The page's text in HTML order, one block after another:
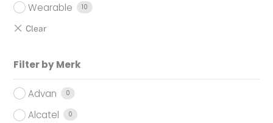
Wearable 10
Filter by Merk
Advan 0
Alcatel 0